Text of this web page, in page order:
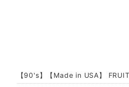
【90's】【Made in USA】